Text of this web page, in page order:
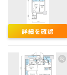
詳細を確認